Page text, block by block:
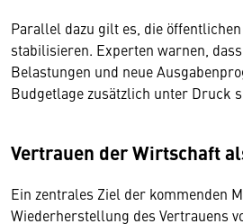
Parallel dazu gilt es, die öffentlichen
stabilisieren. Experten warnen,
Belastungen und neue
Budgetlage zusätzlich unter Druck
Vertrauen der Wirtschaft
Ein zentrales Ziel der kommenden
Wiederherstellung des Vertrauens